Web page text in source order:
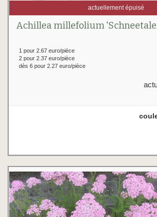
actuellement épuisé
Achillea millefolium
1 pour 2.67 euro/pièce
2 pour 2.37 euro/pièce
dès 6 pour 2.27 euro/pièce